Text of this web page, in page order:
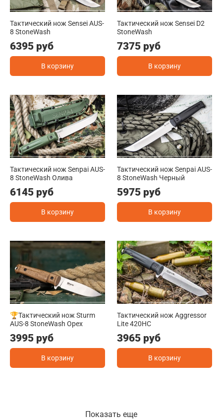
Тактический нож Sensei AUS-
8 StoneWash
6395 руб
В корзину
Тактический нож Sensei D2
StoneWash
7375 руб
В корзину
Тактический нож Senpai AUS-
8 StoneWash Олива
6145 руб
В корзину
Тактический нож Senpai AUS-
8 StoneWash Черный
5975 руб
В корзину
🏆Тактический нож Sturm
AUS-8 StoneWash Орех
3995 руб
В корзину
Тактический нож Aggressor
Lite 420HC
3965 руб
В корзину
Показать еще